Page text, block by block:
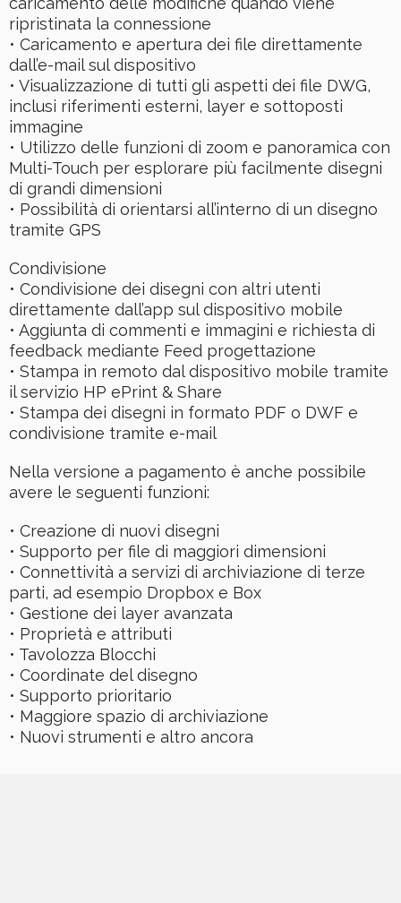
ripristinata la connessione
• Caricamento e apertura dei file direttamente
dall’e-mail sul dispositivo
• Visualizzazione di tutti gli aspetti dei file DWG,
inclusi riferimenti esterni, layer e sottoposti
immagine
• Utilizzo delle funzioni di zoom e panoramica con
Multi-Touch per esplorare più facilmente disegni
di grandi dimensioni
• Possibilità di orientarsi all’interno di un disegno
tramite GPS
Condivisione
• Condivisione dei disegni con altri utenti
direttamente dall’app sul dispositivo mobile
• Aggiunta di commenti e immagini e richiesta di
feedback mediante Feed progettazione
• Stampa in remoto dal dispositivo mobile tramite
il servizio HP ePrint & Share
• Stampa dei disegni in formato PDF o DWF e
condivisione tramite e-mail
Nella versione a pagamento è anche possibile
avere le seguenti funzioni:
• Creazione di nuovi disegni
• Supporto per file di maggiori dimensioni
• Connettività a servizi di archiviazione di terze
parti, ad esempio Dropbox e Box
• Gestione dei layer avanzata
• Proprietà e attributi
• Tavolozza Blocchi
• Coordinate del disegno
• Supporto prioritario
• Maggiore spazio di archiviazione
• Nuovi strumenti e altro ancora